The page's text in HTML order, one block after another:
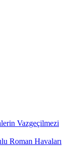
Vazgeçilmezi
Roman Havaları